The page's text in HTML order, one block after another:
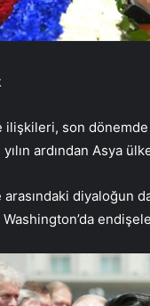
ilişkileri, son dönemde
ardından Asya
diyaloğun